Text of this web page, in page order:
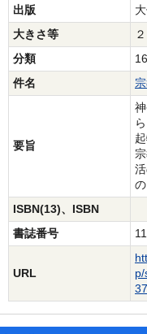
出版
大きさ等
分類
件名
要旨
ISBN(13)、ISBN
書誌番号
URL